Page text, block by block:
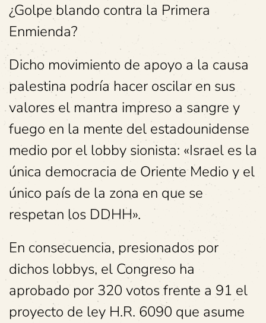
¿Golpe blando contra la Primera
Enmienda?
Dicho movimiento de apoyo a la causa
palestina podría hacer oscilar en sus
valores el mantra impreso a sangre y
fuego en la mente del estadounidense
medio por el lobby sionista: «Israel es la
única democracia de Oriente Medio y el
único país de la zona en que se
respetan los DDHH».
En consecuencia, presionados por
dichos lobbys, el Congreso ha
aprobado por 320 votos frente a 91 el
proyecto de ley H.R. 6090 que asume